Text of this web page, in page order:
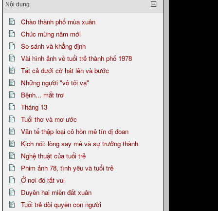
Nội dung
Chào thành phố mùa xuân
Chúc mừng năm mới
So sánh và khẳng định
Vài hình ảnh về tuổi trẻ thành phố 1978
Tất cả dưới cờ hát lên và bước
Những người "vô tội vạ"
Bệnh... mắt trơ
Tháng 13
Tuổi thơ và mơ ước
Văn tế thập loại cô hồn mê tín dị đoan
Kịch nói: lòng say mê và sự trưởng thành
Nghệ thuật của tuổi trẻ
Phim ảnh 78, tình yêu và tuổi trẻ
Ở nơi đó rất vui
Duyên hai miền đất xuân
Tuổi trẻ đòi quyền con người